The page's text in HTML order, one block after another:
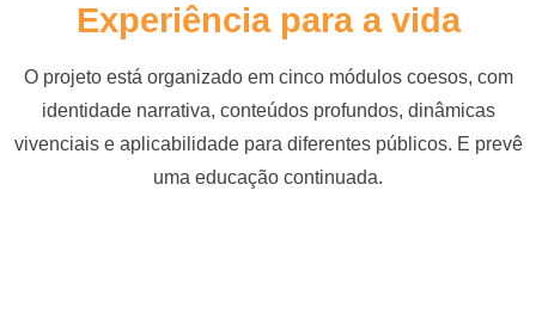
Experiência para a vida
O projeto está organizado em cinco módulos coesos, com
identidade narrativa, conteúdos profundos, dinâmicas
vivenciais e aplicabilidade para diferentes públicos. E prevê
uma educação continuada.